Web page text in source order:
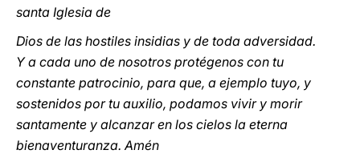
santa Iglesia de
Dios de las hostiles insidias y de toda adversidad.
Y a cada uno de nosotros protégenos con tu
constante patrocinio, para que, a ejemplo tuyo, y
sostenidos por tu auxilio, podamos vivir y morir
santamente y alcanzar en los cielos la eterna
bienaventuranza. Amén